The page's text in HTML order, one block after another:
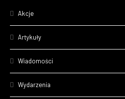
Akcje
Artykuły
Wiadomości
Wydarzenia